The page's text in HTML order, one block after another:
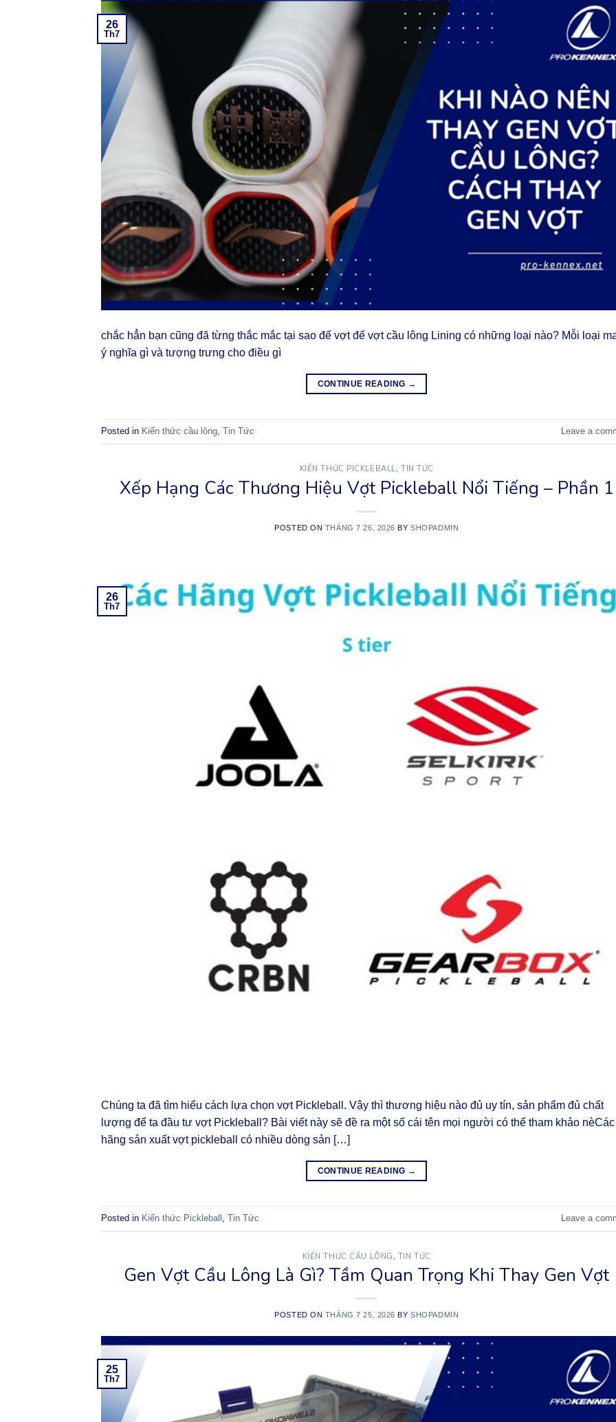
26
Th7
chắc hẳn bạn cũng đã từng thắc mắc tại sao đế vợt đế vợt cầu lông Lining có những loại nào? Mỗi loại
ý nghĩa gì và tượng trưng cho điều gì
CONTINUE READING →
Posted in Kiến thức cầu lông Tin Tức Leave a
KIẾN THỨC PICKLEBALL, TIN TỨC
Xếp Hạng Các Thương Hiệu Vợt Pickleball Nổi Tiếng – Phần 1
POSTED ON THÁNG 7 26, 2026 BYSHOPADMIN
26
Th7
Chúng ta đã tìm hiểu cách lựa chọn vợt Pickleball. Vậy thì thương hiệu nào đủ uy tín, sản phẩm đủ chất
lượng để ta đầu tư vợt Pickleball? Bài viết này sẽ đề ra một số cái tên mọi người có thể tham khảo nèCác
hãng sản xuất vợt pickleball có nhiều dòng sản […]
CONTINUE READING →
Posted in Kiến thức Pickleball Tin Tức Leave a
KIẾN THỨC CẦU LÔNG, TIN TỨC
Gen Vợt Cầu Lông Là Gì? Tầm Quan Trọng Khi Thay Gen Vợt
POSTED ON THÁNG 7 25, 2026 BYSHOPADMIN
25
Th7